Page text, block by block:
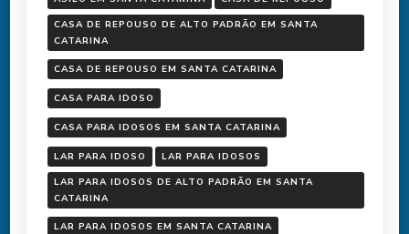
CASA DE REPOUSO DE ALTO PADRÃO EM SANTA
CATARINA
CASA DE REPOUSO EM SANTA CATARINA
CASA PARA IDOSO
CASA PARA IDOSOS EM SANTA CATARINA
LAR PARA IDOSO
LAR PARA IDOSOS
LAR PARA IDOSOS DE ALTO PADRÃO EM SANTA
CATARINA
LAR PARA IDOSOS EM SANTA CATARINA